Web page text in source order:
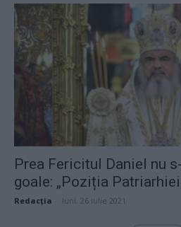
Prea Fericitul Daniel nu
goale: „Poziția
Redacţia luni, 26 iulie 2021